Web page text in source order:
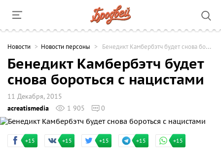
Новости Новости персоны Бенедикт Камбербэтч будет снова бороться с нацистами
Бенедикт Камбербэтч будет
снова бороться с нацистами
11 Декабря, 2015
acreatismedia
1 905 0
+15 +15 +15 +15 +15